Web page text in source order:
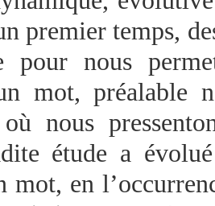
premier temps,
pour nous
mot, préalable
où nous
étude a
mot, en